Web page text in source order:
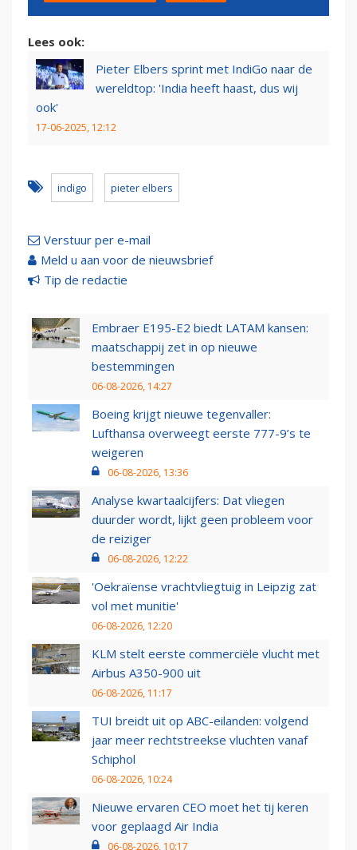
Lees ook:
Pieter Elbers sprint met IndiGo naar de
wereldtop: 'India heeft haast, dus wij
ook'
17-06-2025, 12:12
indigo pieter elbers
Verstuur per e-mail
Meld u aan voor de nieuwsbrief
Tip de redactie
Embraer E195-E2 biedt LATAM kansen:
maatschappij zet in op nieuwe
bestemmingen
06-08-2026, 14:27
Boeing krijgt nieuwe tegenvaller:
Lufthansa overweegt eerste 777-9’s te
weigeren
06-08-2026, 13:36
Analyse kwartaalcijfers: Dat vliegen
duurder wordt, lijkt geen probleem voor
de reiziger
06-08-2026, 12:22
'Oekraïense vrachtvliegtuig in Leipzig zat
vol met munitie'
06-08-2026, 12:20
KLM stelt eerste commerciële vlucht met
Airbus A350-900 uit
06-08-2026, 11:17
TUI breidt uit op ABC-eilanden: volgend
jaar meer rechtstreekse vluchten vanaf
Schiphol
06-08-2026, 10:24
Nieuwe ervaren CEO moet het tij keren
voor geplaagd Air India
06-08-2026, 10:17